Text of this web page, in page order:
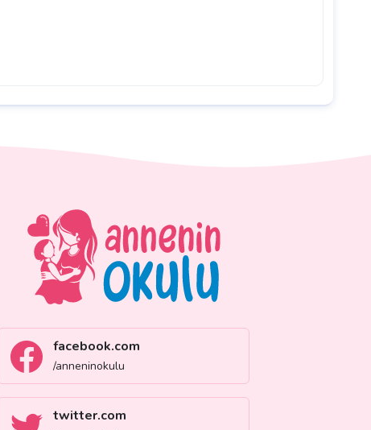
facebook.com
/anneninokulu
twitter.com